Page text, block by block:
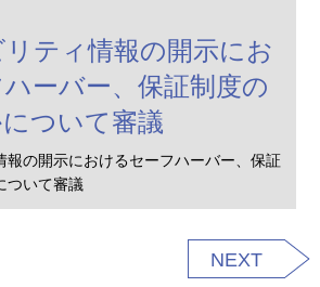
ティ情報の開示にお
ーバー、保証制度の
ついて審議
報の開示におけるセーフハーバー、保証
ついて審議
NEXT